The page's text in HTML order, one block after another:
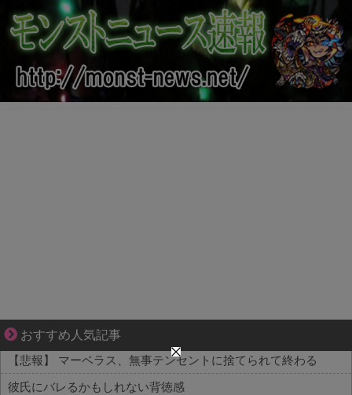
おすすめ人気記事
ぜんぶ私が中心、そう思った瞬間から歪み出す
【悲報】 マーベラス、無事テンセントに捨てられて終わる
彼氏にバレるかもしれない背徳感